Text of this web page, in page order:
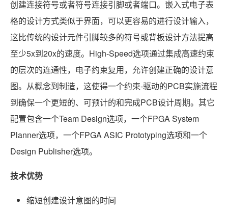
创建连接符号或者符号连接引脚或者端口。嵌入式电子表
格的设计方式类似于界面，可以更容易的进行设计输入，
这比传统的设计元件引脚较多的符号或背板设计方法提高
至少5x到20x的速度。High-Speed选项通过集成高速约束
的层次的连通性，电子约束复用，允许创建正确的设计意
图。从概念到制造，这使得一个约束-驱动的PCB实施流程
到确保一个更短的、可预计的和完成PCB设计周期。其它
配置包含一个Team Design选项，一个FPGA System
Planner选项，一个FPGA ASIC Prototyping选项和一个
Design Publisher选项。
技术优势
缩短创建设计意图的时间